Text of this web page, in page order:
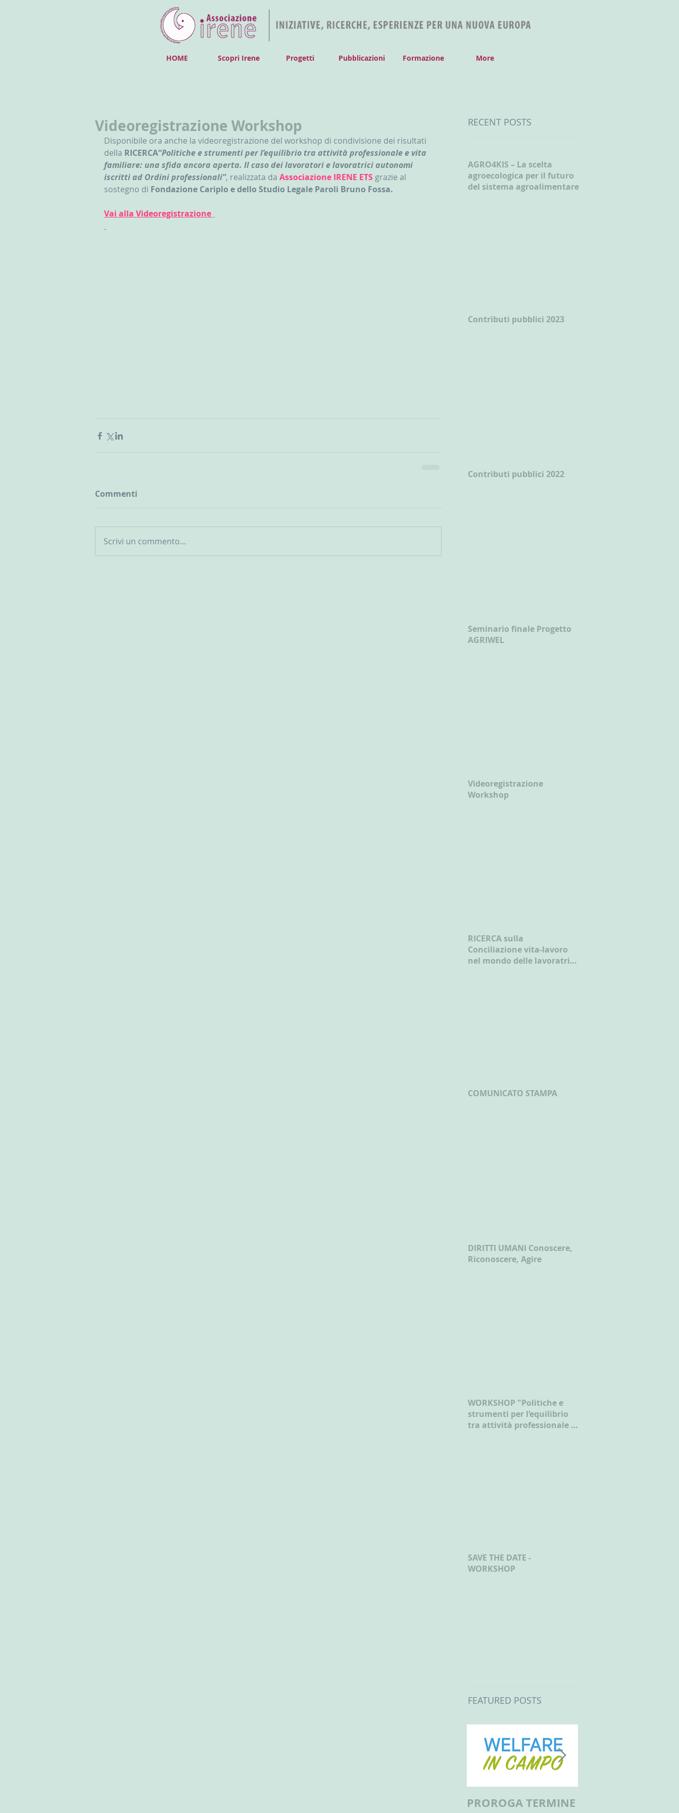
HOME Scopri Irene Progetti Pubblicazioni Formazione More
Videoregistrazione Workshop
Disponibile ora anche la videoregistrazione del workshop di condivisione dei risultati
della RICERCA“Politiche e strumenti per l’equilibrio tra attività professionale e vita
familiare: una sfida ancora aperta. Il caso dei lavoratori e lavoratrici autonomi
iscritti ad Ordini professionali”, realizzata da Associazione IRENE ETS grazie al
sostegno di Fondazione Cariplo e dello Studio Legale Paroli Bruno Fossa.
Vai alla Videoregistrazione
Commenti
Scrivi un commento...
RECENT POSTS
AGRO4KIS – La scelta
agroecologica per il futuro
del sistema agroalimentare
Contributi pubblici 2023
Contributi pubblici 2022
Seminario finale Progetto
AGRIWEL
Videoregistrazione
Workshop
RICERCA sulla
Conciliazione vita-lavoro
nel mondo delle lavoratrici
COMUNICATO STAMPA
DIRITTI UMANI Conoscere,
Riconoscere, Agire
WORKSHOP "Politiche e
strumenti per l’equilibrio
tra attività professionale e
SAVE THE DATE -
WORKSHOP
FEATURED POSTS
PROROGA TERMINE